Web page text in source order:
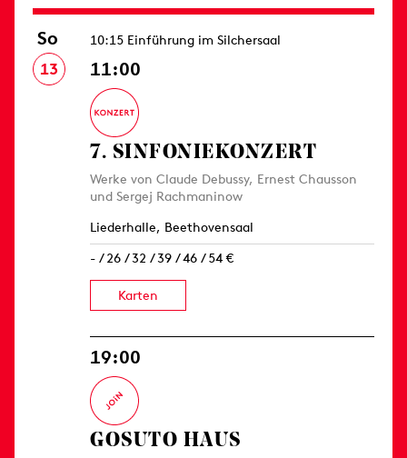
So
13
10:15 Einführung im Silchersaal
11:00
7. SINFONIE­KONZERT
Werke von Claude Debussy, Ernest Chausson
und Sergej Rachmaninow
Liederhalle, Beethovensaal
- / 26 / 32 / 39 / 46 / 54 €
Karten
19:00
GOSUTO HAUS